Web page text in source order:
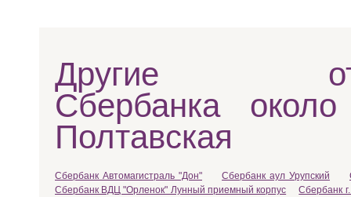
Другие
Сбербанка
Полтавская
Сбербанк Автомагистраль "Дон" Сбербанк аул Урупский
Сбербанк ВДЦ "Орленок" Лунный приемный корпус
Сбербанк